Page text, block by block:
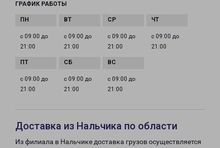
ГРАФИК РАБОТЫ
с 09:00 до
21:00
с 09:00 до
21:00
с 09:00 до
21:00
с 09:00 до
21:00
с 09:00 до
21:00
с 09:00 до
21:00
с 09:00 до
21:00
Доставка из Нальчика по области
Из филиала в Нальчике доставка грузов осуществляется